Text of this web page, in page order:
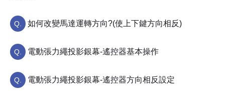
如何改變馬達運轉方向?(使上下鍵方向相反)
電動張力繩投影銀幕-遙控器基本操作
電動張力繩投影銀幕-遙控器方向相反設定